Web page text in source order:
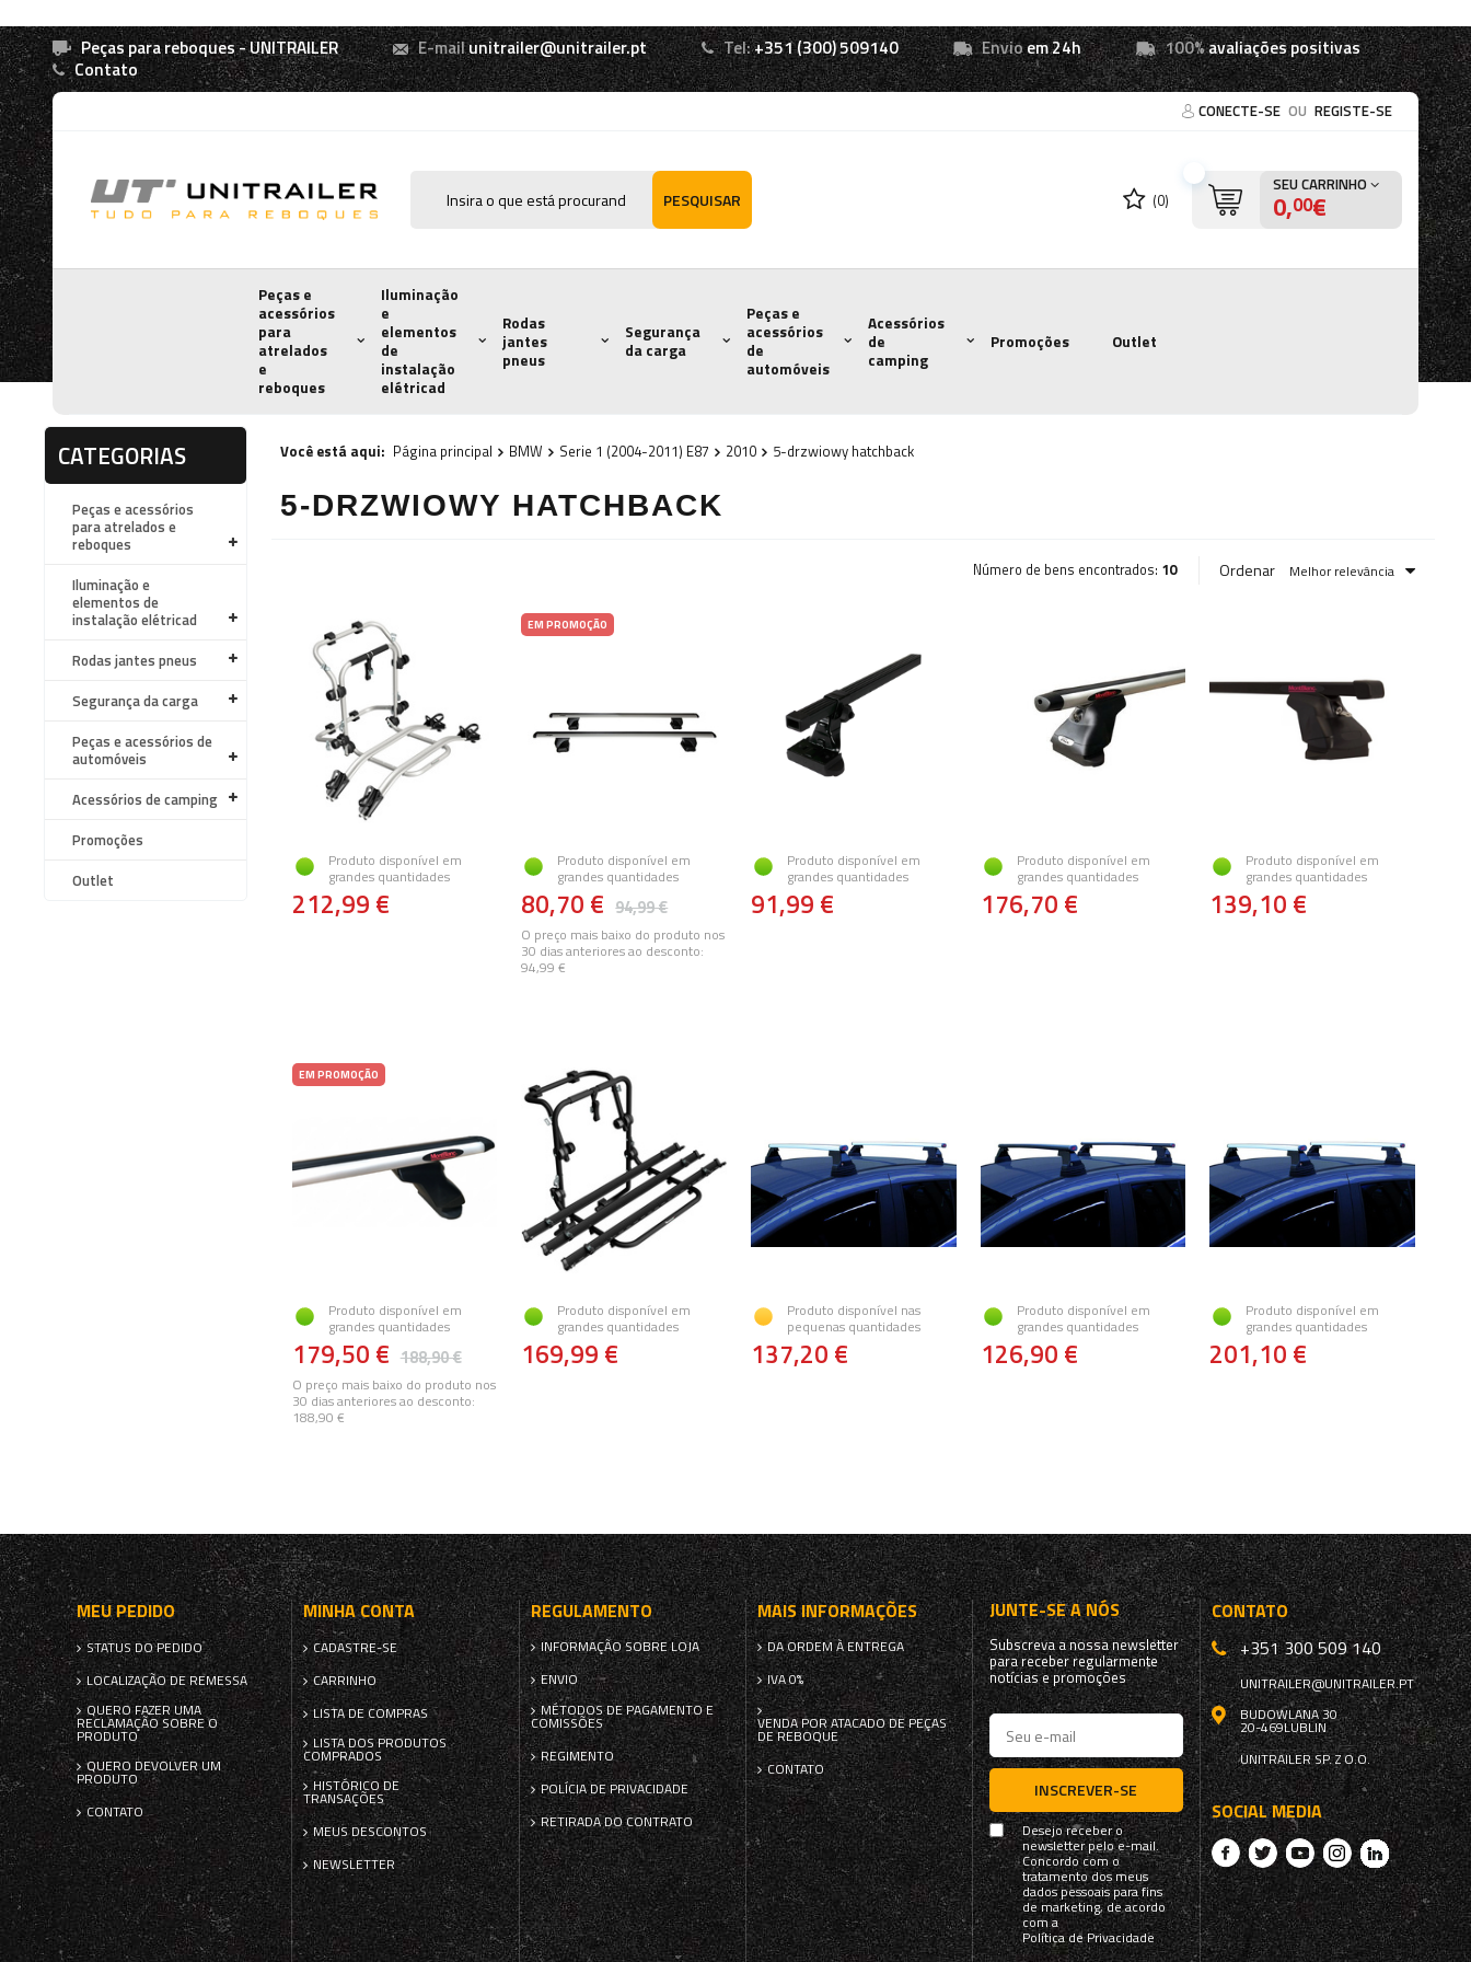
Peças para reboques - UNITRAILER E-mailunitrailer@unitrailer.pt Tel:+351 (300) 509140 Envioem 24h 100%avaliações positivas
Contato
CONECTE-SE OU REGISTE-SE
PESQUISAR (0)
SEU CARRINHO
0,00€
Peças e
acessórios
para
atrelados
e
reboques
Iluminação
e
elementos
de
instalação
elétricad
Rodas
jantes
pneus
Segurança
da carga
Peças e
acessórios
de
automóveis
Acessórios
de
camping
Promoções Outlet
CATEGORIAS
Peças e acessórios
para atrelados e
reboques
Iluminação e
elementos de
instalação elétricad
Rodas jantes pneus
Segurança da carga
Peças e acessórios de
automóveis
Acessórios de camping
Promoções
Outlet
Você está aqui: Página principal BMW Serie 1 (2004-2011) E87 2010 5-drzwiowy hatchback
5-DRZWIOWY HATCHBACK
Número de bens encontrados: 10 Ordenar Melhor relevância
Produto disponível em
grandes quantidades
212,99 €
EM PROMOÇÃO
Produto disponível em
grandes quantidades
94,99 €
80,70 €
O preço mais baixo do produto nos
30 dias anteriores ao desconto:
94,99 €
Produto disponível em
grandes quantidades
91,99 €
Produto disponível em
grandes quantidades
176,70 €
Produto disponível em
grandes quantidades
139,10 €
EM PROMOÇÃO
Produto disponível em
grandes quantidades
188,90 €
179,50 €
O preço mais baixo do produto nos
30 dias anteriores ao desconto:
188,90 €
Produto disponível em
grandes quantidades
169,99 €
Produto disponível nas
pequenas quantidades
137,20 €
Produto disponível em
grandes quantidades
126,90 €
Produto disponível em
grandes quantidades
201,10 €
MEU PEDIDO
STATUS DO PEDIDO
LOCALIZAÇÃO DE REMESSA
QUERO FAZER UMA
RECLAMAÇÃO SOBRE O
PRODUTO
QUERO DEVOLVER UM
PRODUTO
CONTATO
MINHA CONTA
CADASTRE-SE
CARRINHO
LISTA DE COMPRAS
LISTA DOS PRODUTOS
COMPRADOS
HISTÓRICO DE
TRANSAÇÕES
MEUS DESCONTOS
NEWSLETTER
REGULAMENTO
INFORMAÇÃO SOBRE LOJA
ENVIO
MÉTODOS DE PAGAMENTO E
COMISSÕES
REGIMENTO
POLÍCIA DE PRIVACIDADE
RETIRADA DO CONTRATO
MAIS INFORMAÇÕES
DA ORDEM À ENTREGA
IVA 0%
VENDA POR ATACADO DE PEÇAS
DE REBOQUE
CONTATO
JUNTE-SE A NÓS
Subscreva a nossa newsletter
para receber regularmente
notícias e promoções
INSCREVER-SE
Desejo receber o
newsletter pelo e-mail.
Concordo com o
tratamento dos meus
dados pessoais para fins
de marketing, de acordo
com a
Política de Privacidade
CONTATO
+351 300 509 140
UNITRAILER@UNITRAILER.PT
BUDOWLANA 30
20-469LUBLIN
UNITRAILER SP. Z O.O.
SOCIAL MEDIA